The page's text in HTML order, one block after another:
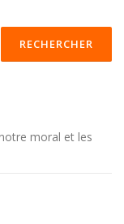
moral et les